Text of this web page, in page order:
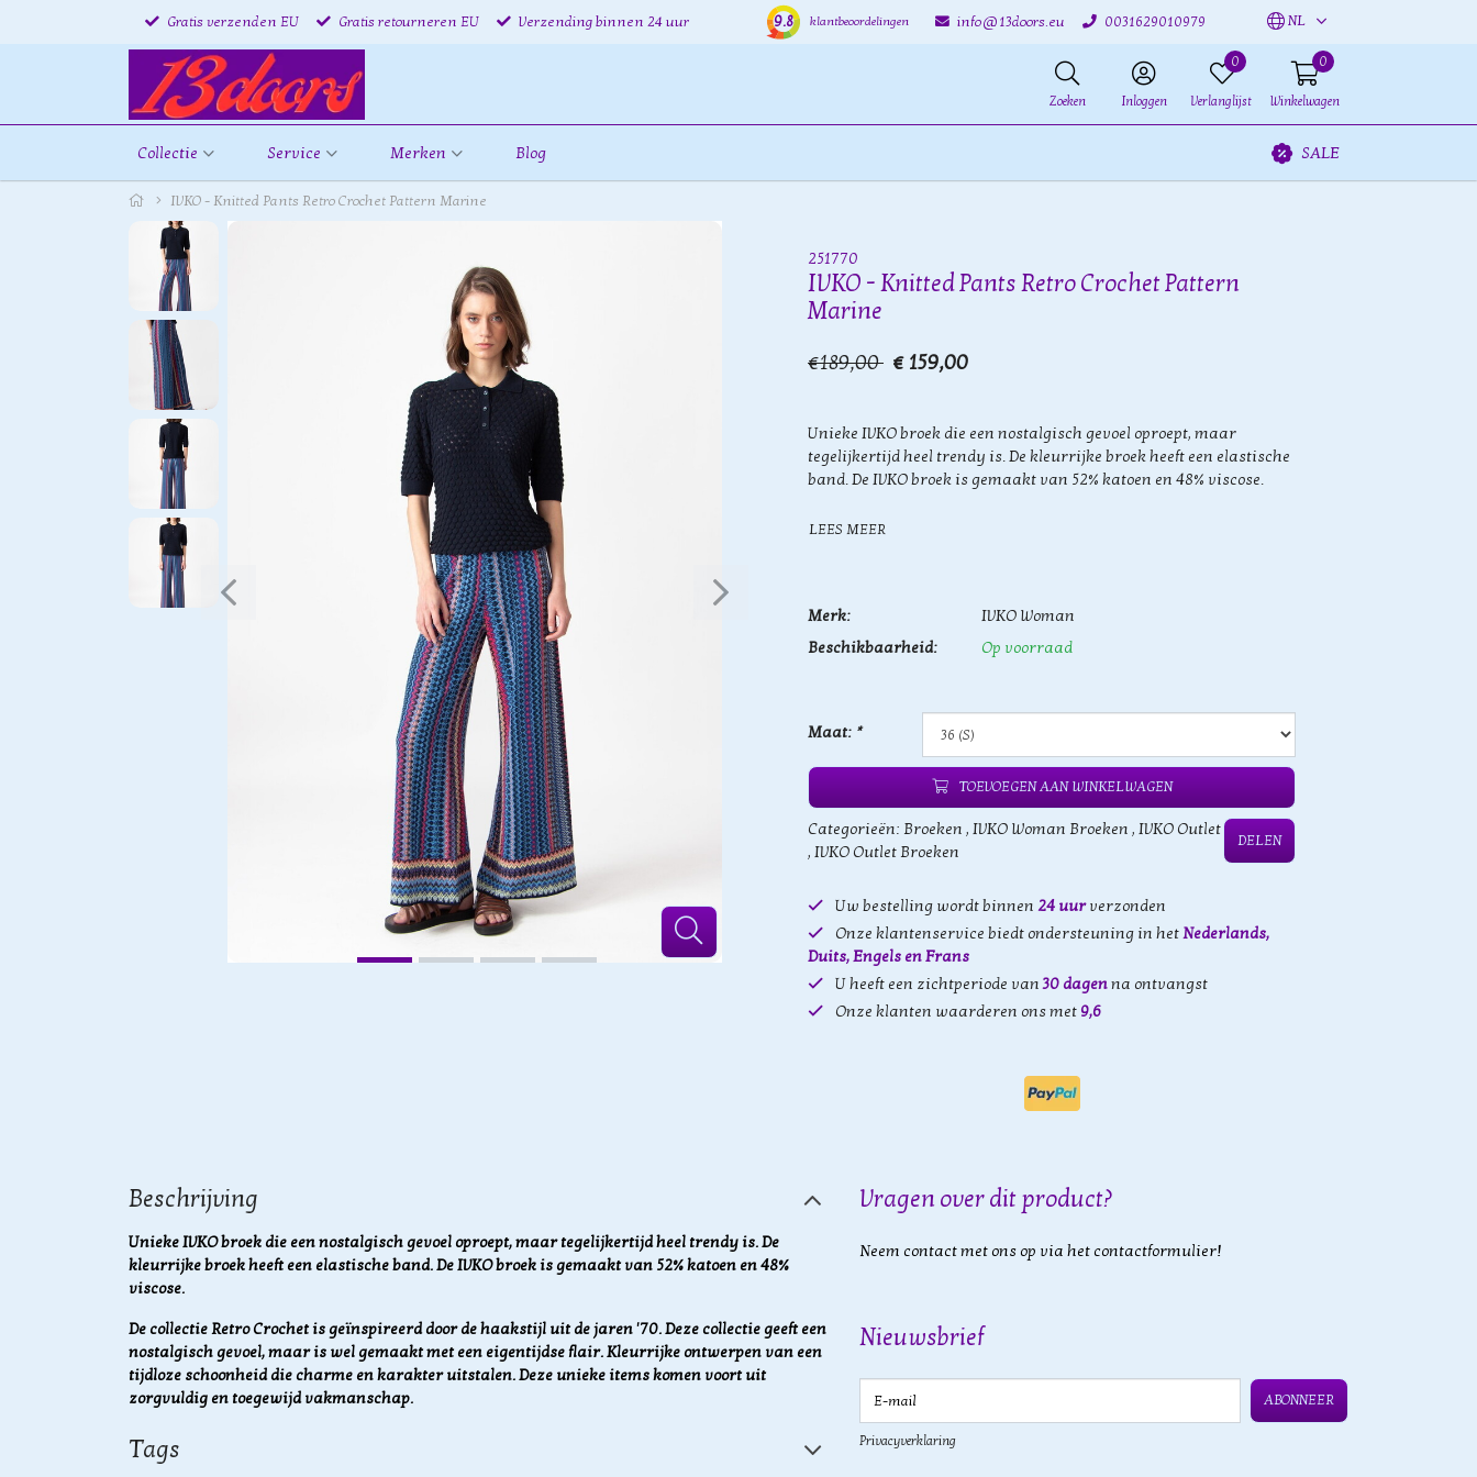
Gratis verzenden EU Gratis retourneren EU Verzending binnen 24 uur 9.8 klantbeoordelingen info@13doors.eu 0031629010979 NL
Zoeken Inloggen
0
Verlanglijst
0
Winkelwagen
Collectie Service Merken Blog SALE
IVKO - Knitted Pants Retro Crochet Pattern Marine
251770
IVKO - Knitted Pants Retro Crochet Pattern
Marine
€189,00 € 159,00
Unieke IVKO broek die een nostalgisch gevoel oproept, maar
tegelijkertijd heel trendy is. De kleurrijke broek heeft een elastische
band. De IVKO broek is gemaakt van 52% katoen en 48% viscose.
LEES MEER
Merk:
IVKO Woman
Beschikbaarheid:
Op voorraad
Maat: *
TOEVOEGEN AAN WINKELWAGEN
Categorieën: Broeken , IVKO Woman Broeken , IVKO Outlet
, IVKO Outlet Broeken
DELEN
Uw bestelling wordt binnen 24 uurverzonden
Onze klantenservice biedt ondersteuning in hetNederlands,
Duits, Engels en Frans
U heeft een zichtperiode van30 dagenna ontvangst
Onze klanten waarderen ons met 9,6
Beschrijving
Unieke IVKO broek die een nostalgisch gevoel oproept, maar tegelijkertijd heel trendy is. De
kleurrijke broek heeft een elastische band. De IVKO broek is gemaakt van 52% katoen en 48%
viscose.
De collectie Retro Crochet is geïnspireerd door de haakstijl uit de jaren '70. Deze collectie geeft een
nostalgisch gevoel, maar is wel gemaakt met een eigentijdse flair. Kleurrijke ontwerpen van een
tijdloze schoonheid die charme en karakter uitstalen. Deze unieke items komen voort uit
zorgvuldig en toegewijd vakmanschap.
Tags
Vragen over dit product?
Neem contact met ons op via het contactformulier!
Nieuwsbrief
E-mail
ABONNEER
Privacyverklaring